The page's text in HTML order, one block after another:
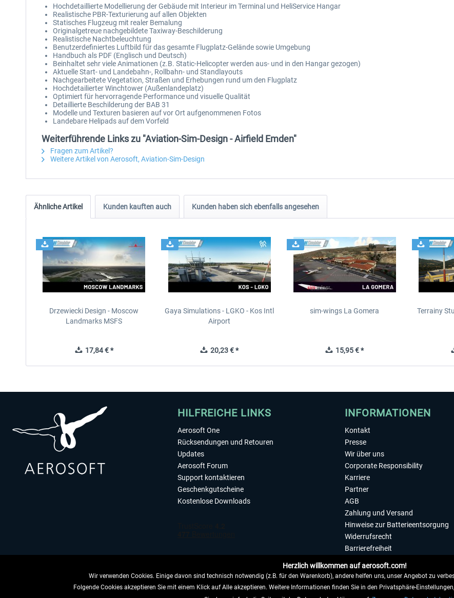
Hochdetaillierte Modellierung der Gebäude mit Interieur im Terminal und HeliService Hangar
Realistische PBR-Texturierung auf allen Objekten
Statisches Flugzeug mit realer Bemalung
Originalgetreue nachgebildete Taxiway-Beschilderung
Realistische Nachtbeleuchtung
Benutzerdefiniertes Luftbild für das gesamte Flugplatz-Gelände sowie Umgebung
Handbuch als PDF (Englisch und Deutsch)
Beinhaltet sehr viele Animationen (z.B. Static-Helicopter werden aus- und in den Hangar gezogen)
Aktuelle Start- und Landebahn-, Rollbahn- und Standlayouts
Nachgearbeitete Vegetation, Straßen und Erhebungen rund um den Flugplatz
Hochdetailierter Winchtower (Außenlandeplatz)
Optimiert für hervorragende Performance und visuelle Qualität
Detaillierte Beschilderung der BAB 31
Modelle und Texturen basieren auf vor Ort aufgenommenen Fotos
Landebare Helipads auf dem Vorfeld
Weiterführende Links zu "Aviation-Sim-Design - Airfield Emden"
Fragen zum Artikel?
Weitere Artikel von Aerosoft, Aviation-Sim-Design
Ähnliche Artikel Kunden kauften auch Kunden haben sich ebenfalls angesehen
Drzewiecki Design - Moscow
Landmarks MSFS
17,84 € *
Gaya Simulations - LGKO - Kos Intl
Airport
20,23 € *
sim-wings La Gomera
15,95 € *
Terrainy
HILFREICHE LINKS
Aerosoft One
Rücksendungen und Retouren
Updates
Aerosoft Forum
Support kontaktieren
Geschenkgutscheine
Kostenlose Downloads
INFORMATIONEN
Kontakt
Presse
Wir über uns
Corporate Responsibility
Karriere
Partner
AGB
Zahlung und Versand
Hinweise zur Batterieentsorgung
Widerrufsrecht
Barrierefreiheit
Impressum
Herzlich willkommen auf aerosoft.com!
Wir verwenden Cookies. Einige davon sind technisch notwendig (z.B. für den Warenkorb), andere helfen uns, unser Angebot zu
Folgende Cookies akzeptieren Sie mit einem Klick auf Alle akzeptieren. Weitere Informationen finden Sie in den Privatsphäre-